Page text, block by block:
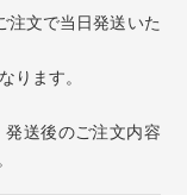
注文で当日発送いた
ります。
送後のご注文内容